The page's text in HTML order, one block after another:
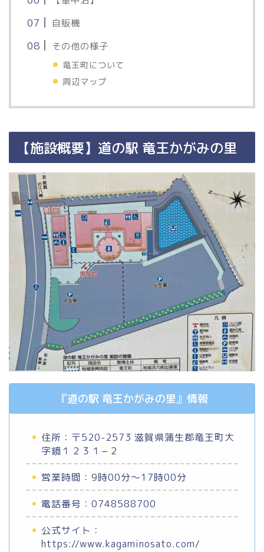
自販機
その他の様子
竜王町について
周辺マップ
【施設概要】道の駅 竜王かがみの里
『道の駅 竜王かがみの里』情報
住所：〒520-2573 滋賀県蒲生郡竜王町大
字鏡１２３１−２
営業時間：9時00分～17時00分
電話番号：0748588700
公式サイト：
https://www.kagaminosato.com/